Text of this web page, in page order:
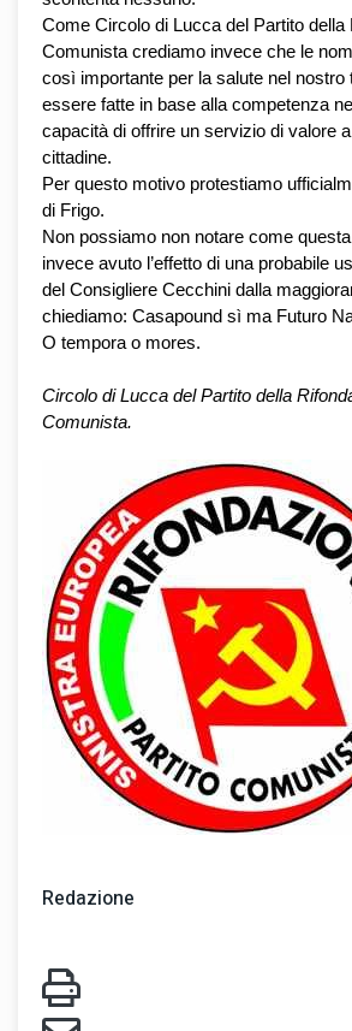
Come Circolo di Lucca del Partito della
Comunista crediamo invece che le
così importante per la salute nel nostro
essere fatte in base alla competenza
capacità di offrire un servizio di valore
cittadine.
Per questo motivo protestiamo
di Frigo.
Non possiamo non notare come
invece avuto l’effetto di una probabile
del Consigliere Cecchini dalla
chiediamo: Casapound sì ma Futuro
O tempora o mores.
Circolo di Lucca del Partito della
Comunista.
Redazione